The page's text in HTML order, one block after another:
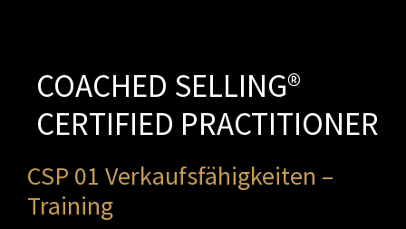
COACHED SELLING®
CERTIFIED PRACTITIONER
CSP 01 Verkaufsfähigkeiten –
Training